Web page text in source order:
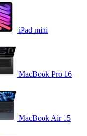
iPad mini
MacBook Pro 16
MacBook Air 15